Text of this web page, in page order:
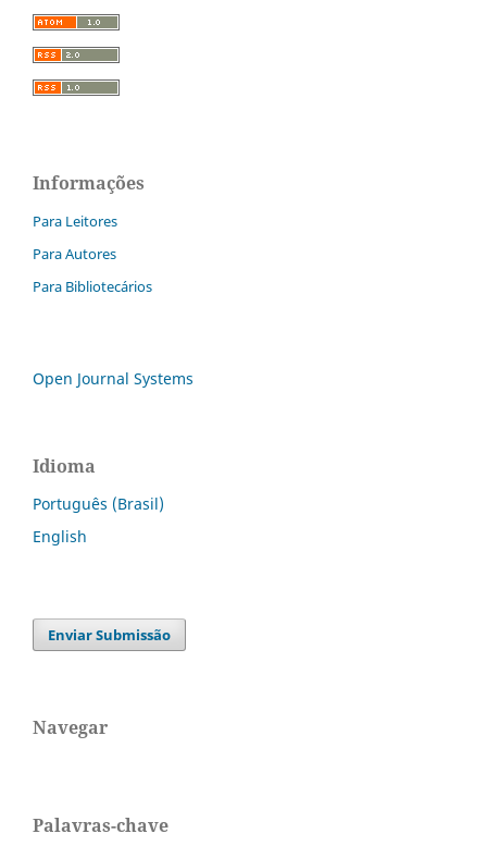
Informações
Para Leitores
Para Autores
Para Bibliotecários
Open Journal Systems
Idioma
Português (Brasil)
English
Enviar Submissão
Navegar
Palavras-chave